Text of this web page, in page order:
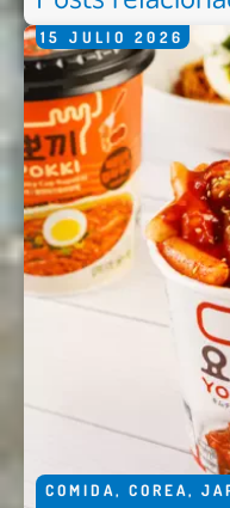
15 JULIO 2026
COMIDA, COREA,